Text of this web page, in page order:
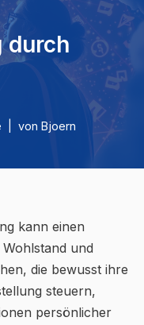
durch
von Bjoern
kann einen
Wohlstand und
die bewusst ihre
steuern,
persönlicher